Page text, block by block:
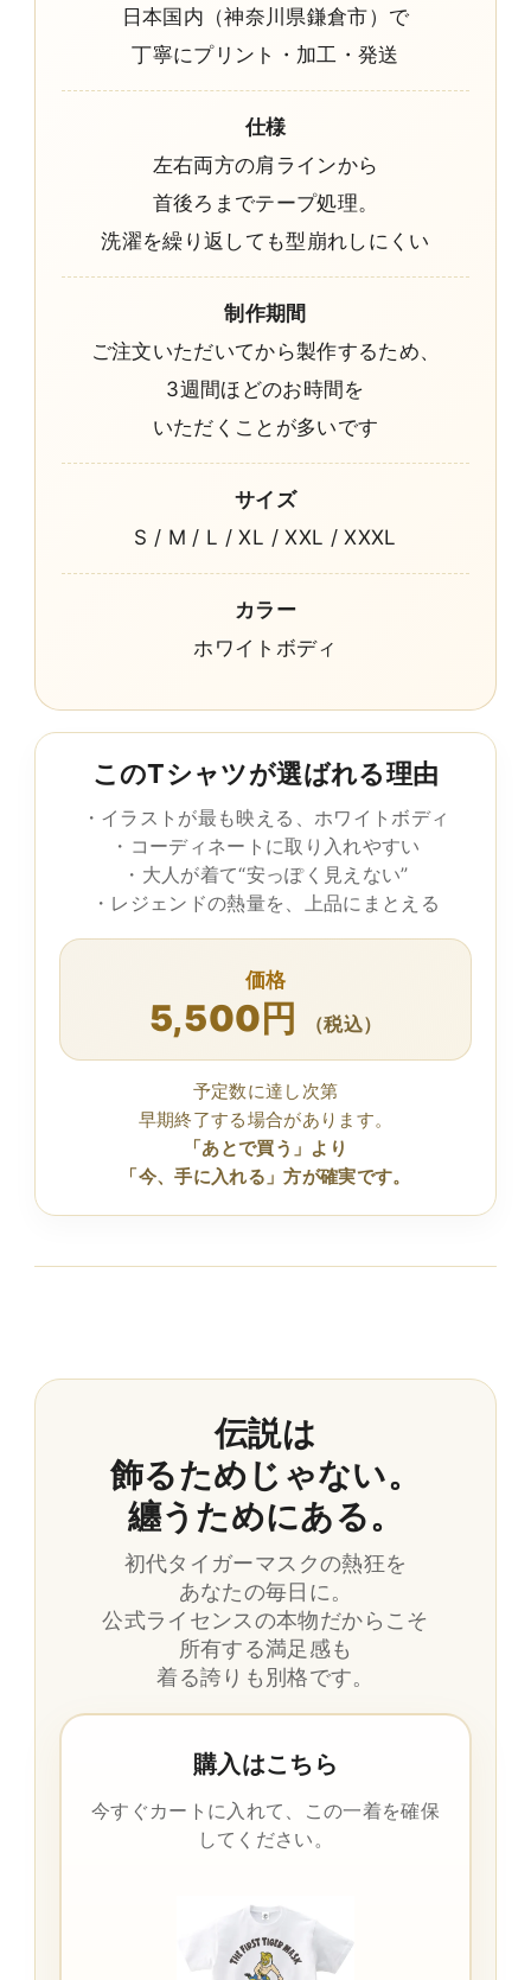
日本国内（神奈川県鎌倉市）で
丁寧にプリント・加工・発送
仕様
左右両方の肩ラインから
首後ろまでテープ処理。
洗濯を繰り返しても型崩れしにくい
制作期間
ご注文いただいてから製作するため、
3週間ほどのお時間を
いただくことが多いです
サイズ
S / M / L / XL / XXL / XXXL
カラー
ホワイトボディ
このTシャツが選ばれる理由
・イラストが最も映える、ホワイトボディ
・コーディネートに取り入れやすい
・大人が着て“安っぽく見えない”
・レジェンドの熱量を、上品にまとえる
価格
5,500円 （税込）
予定数に達し次第
早期終了する場合があります。
「あとで買う」より
「今、手に入れる」方が確実です。
伝説は
飾るためじゃない。
纏うためにある。
初代タイガーマスクの熱狂を
あなたの毎日に。
公式ライセンスの本物だからこそ
所有する満足感も
着る誇りも別格です。
購入はこちら
今すぐカートに入れて、この一着を確保
してください。